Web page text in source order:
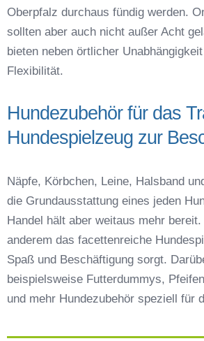
Oberpfalz durchaus fündig werden.
sollten aber auch nicht außer Acht
bieten neben örtlicher
Flexibilität.
Hundezubehör für das
Hundespielzeug zur
Näpfe, Körbchen, Leine, Halsband
die Grundausstattung eines jeden
Handel hält aber weitaus mehr
anderem das facettenreiche
Spaß und Beschäftigung sorgt.
beispielsweise Futterdummys,
und mehr Hundezubehör speziell für